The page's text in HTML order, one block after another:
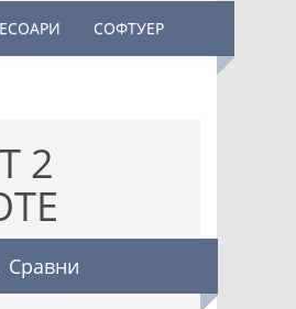
СОФТУЕР
2
Сравни